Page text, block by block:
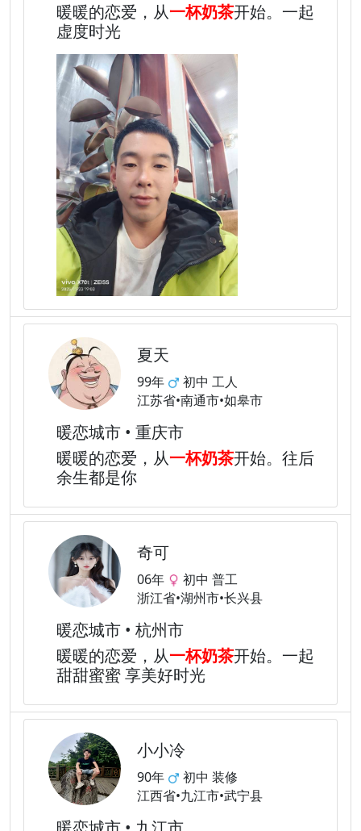
暖暖的恋爱，从一杯奶茶开始。一起
虚度时光
夏天
99年
初中 工人
江苏省•南通市•如皋市
暖恋城市 • 重庆市
暖暖的恋爱，从一杯奶茶开始。往后
余生都是你
奇可
06年
初中 普工
浙江省•湖州市•长兴县
暖恋城市 • 杭州市
暖暖的恋爱，从一杯奶茶开始。一起
甜甜蜜蜜 享美好时光
小小冷
90年
初中 装修
江西省•九江市•武宁县